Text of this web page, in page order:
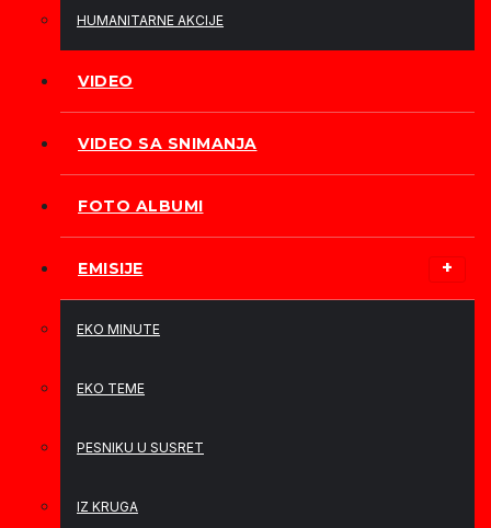
HUMANITARNE AKCIJE
VIDEO
VIDEO SA SNIMANJA
FOTO ALBUMI
EMISIJE
EKO MINUTE
EKO TEME
PESNIKU U SUSRET
IZ KRUGA